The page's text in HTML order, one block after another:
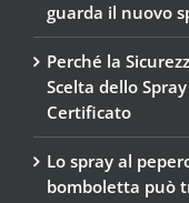
guarda il nuovo
Perché la
Scelta dello
Certificato
Lo spray al
bomboletta può